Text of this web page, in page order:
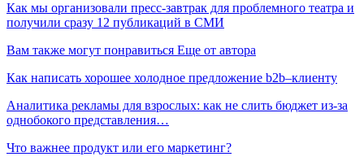
Как мы организовали пресс-завтрак для проблемного театра и
получили сразу 12 публикаций в СМИ
Вам также могут понравиться Еще от автора
Как написать хорошее холодное предложение b2b–клиенту
Аналитика рекламы для взрослых: как не слить бюджет из-за
однобокого представления…
Что важнее продукт или его маркетинг?